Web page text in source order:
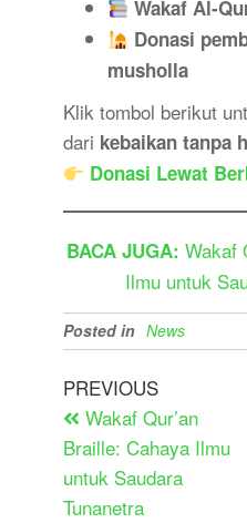
Wakaf Al-
Donasi
musholla
Klik tombol berikut
dari kebaikan tanpa
Donasi Lewat
BACA JUGA: Wakaf
Ilmu untuk
Posted in News
PREVIOUS
Wakaf Qur’an
Braille: Cahaya Ilmu
untuk Saudara
Tunanetra